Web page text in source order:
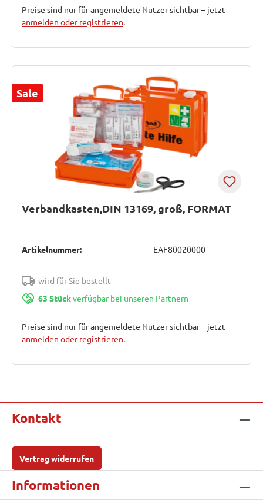
Preise sind nur für angemeldete Nutzer sichtbar – jetzt
anmelden oder registrieren.
Sale
Verbandkasten,DIN 13169, groß, FORMAT
Artikelnummer: EAF80020000
wird für Sie bestellt
63 Stückverfügbar bei unseren Partnern
Preise sind nur für angemeldete Nutzer sichtbar – jetzt
anmelden oder registrieren.
Kontakt
Vertrag widerrufen
Informationen